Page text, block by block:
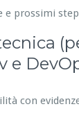
e prossimi
e
con